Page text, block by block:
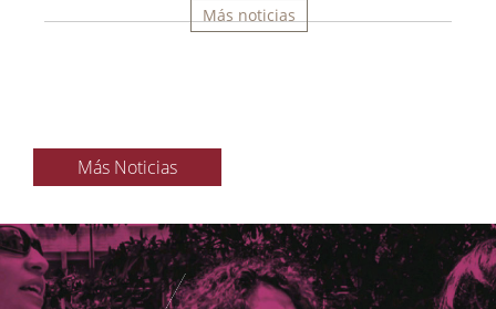
Más noticias
Más Noticias